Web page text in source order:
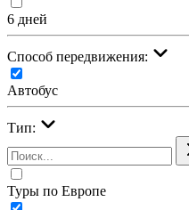
6 дней
Cпособ передвижения:
Автобус
Тип:
Туры по Европе